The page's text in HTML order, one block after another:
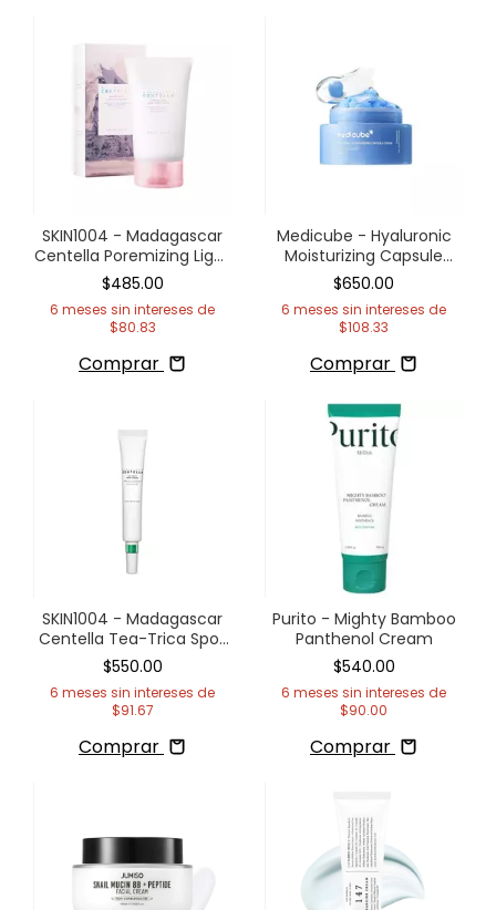
SKIN1004 - Madagascar
Centella Poremizing Light
Gel Cream
$485.00
6 meses sin intereses de
$80.83
Comprar
Medicube - Hyaluronic
Moisturizing Capsule
Cream
$650.00
6 meses sin intereses de
$108.33
Comprar
SKIN1004 - Madagascar
Centella Tea-Trica Spot
Cream
$550.00
6 meses sin intereses de
$91.67
Comprar
Purito - Mighty Bamboo
Panthenol Cream
$540.00
6 meses sin intereses de
$90.00
Comprar